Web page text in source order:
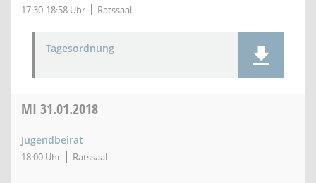
17:30-18:58 Uhr Ratssaal
Tagesordnung
MI 31.01.2018
Jugendbeirat
18:00 Uhr Ratssaal